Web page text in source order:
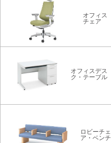
オフィス
チェア
オフィスデス
ク・テーブル
ロビーチェ
ア・ベンチ